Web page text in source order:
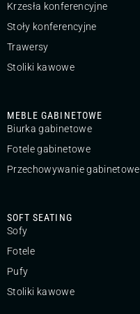
Krzesła konferencyjne
Stoły konferencyjne
Trawersy
Stoliki kawowe
MEBLE GABINETOWE
Biurka gabinetowe
Fotele gabinetowe
Przechowywanie gabinetowe
SOFT SEATING
Sofy
Fotele
Pufy
Stoliki kawowe